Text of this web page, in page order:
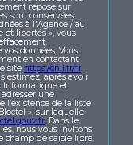
repose sur
sont conservées
à l'Agence / au
et libertés », vous
données. Vous
en contactant
site https://cnil.fr/fr
estimez, après avoir
Informatique et
une
l’existence de la liste
», sur laquelle
. Dans le
nous vous invitons
champ de saisie libre.